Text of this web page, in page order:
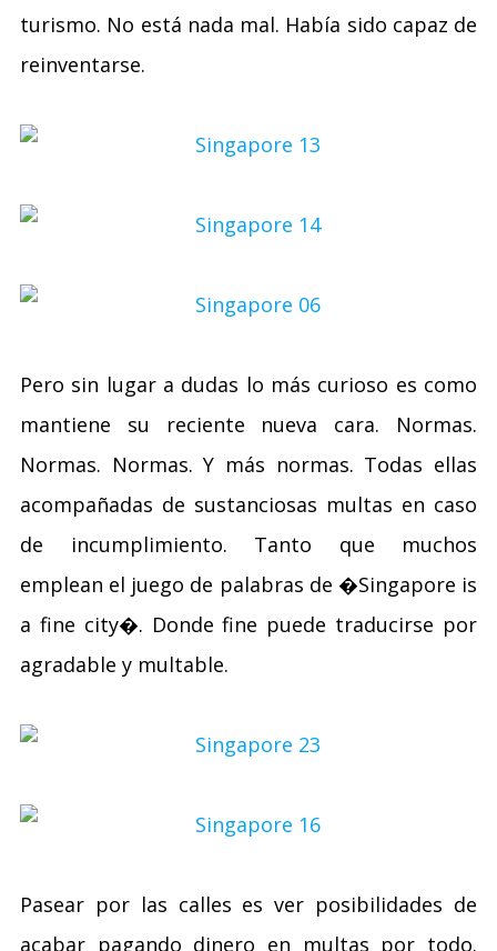
turismo. No está nada mal. Había sido capaz de
reinventarse.
Pero sin lugar a dudas lo más curioso es como
mantiene su reciente nueva cara. Normas.
Normas. Normas. Y más normas. Todas ellas
acompañadas de sustanciosas multas en caso
de incumplimiento. Tanto que muchos
emplean el juego de palabras de �Singapore is
a fine city�. Donde fine puede traducirse por
agradable y multable.
Pasear por las calles es ver posibilidades de
acabar pagando dinero en multas por todo.